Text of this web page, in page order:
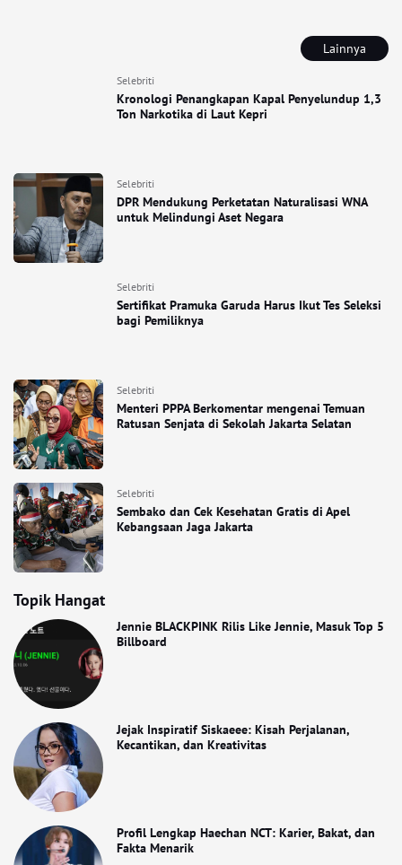
Lainnya
Selebriti
Kronologi Penangkapan Kapal Penyelundup 1,3
Ton Narkotika di Laut Kepri
Selebriti
DPR Mendukung Perketatan Naturalisasi WNA
untuk Melindungi Aset Negara
Selebriti
Sertifikat Pramuka Garuda Harus Ikut Tes Seleksi
bagi Pemiliknya
Selebriti
Menteri PPPA Berkomentar mengenai Temuan
Ratusan Senjata di Sekolah Jakarta Selatan
Selebriti
Sembako dan Cek Kesehatan Gratis di Apel
Kebangsaan Jaga Jakarta
Topik Hangat
Jennie BLACKPINK Rilis Like Jennie, Masuk Top 5
Billboard
Jejak Inspiratif Siskaeee: Kisah Perjalanan,
Kecantikan, dan Kreativitas
Profil Lengkap Haechan NCT: Karier, Bakat, dan
Fakta Menarik